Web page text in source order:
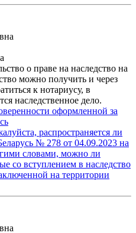
о праве на наследство на
можно получить и через
к нотариусу, в
наследственное дело.
оформленной за
распространяется ли
№ 278 от 04.09.2023 на
словами, можно ли
со вступлением в наследство
на территории